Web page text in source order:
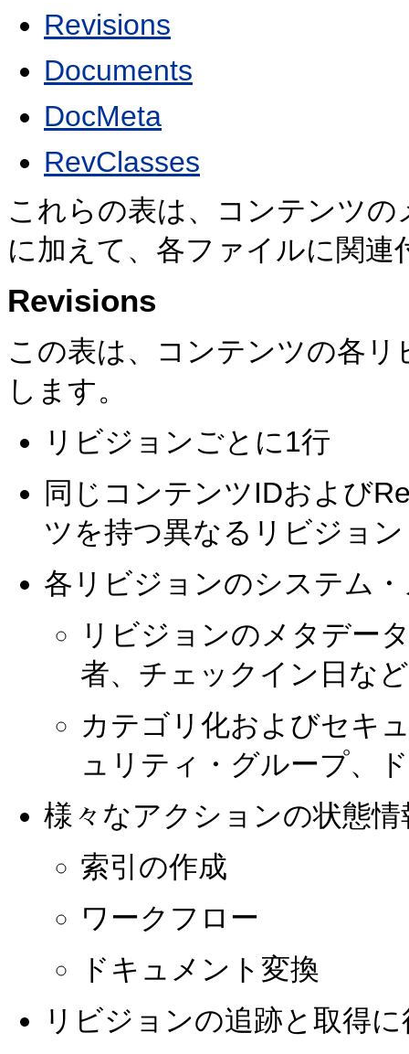
Revisions
Documents
DocMeta
RevClasses
これらの表は、コンテンツ
に加えて、各ファイルに関
Revisions
この表は、コンテンツの各
します。
リビジョンごとに1行
同じコンテンツIDおよび
ツを持つ異なるリビジョン
各リビジョンのシステム
リビジョンのメタデー
者、チェックイン日など
カテゴリ化およびセキ
ュリティ・グループ、
様々なアクションの状態情
索引の作成
ワークフロー
ドキュメント変換
リビジョンの追跡と取得